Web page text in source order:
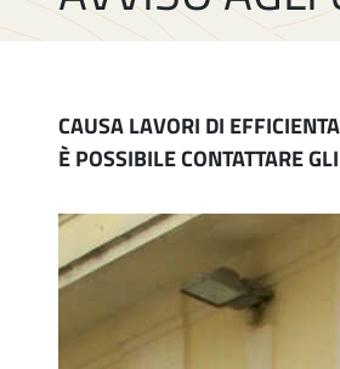
CAUSA LAVORI DI
È POSSIBILE CONTATTARE
Image